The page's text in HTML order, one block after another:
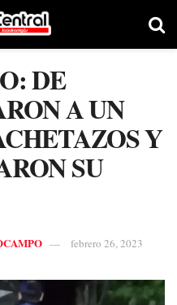
DE
A UN
Y
SU
febrero 26, 2023